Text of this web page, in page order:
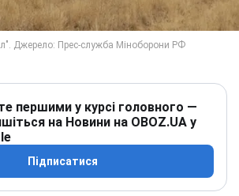
першими у курсі головного —
на Новини на OBOZ.UA у
Підписатися